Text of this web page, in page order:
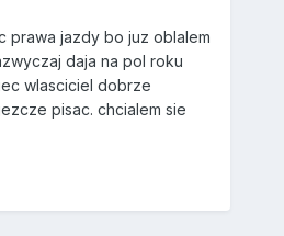
prawa jazdy bo juz oblalem
daja na pol roku
wlasciciel dobrze
pisac. chcialem sie